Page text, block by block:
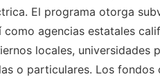
El programa otorga
como agencias estatales
locales, universidades
o particulares. Los